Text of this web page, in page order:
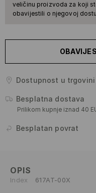
veličinu proizvoda za koji
obavijestili o njegovoj
Dostupnost u trgovini
Besplatna dostava
Prilikom kupnje iznad 40
Besplatan povrat
OPIS
Index 617AT-00X